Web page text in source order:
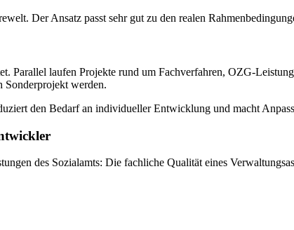
Der Ansatz passt sehr gut zu den realen
Parallel laufen Projekte rund um Fachverfahren, OZG-
Sonderprojekt werden.
den Bedarf an individueller Entwicklung und macht
des Sozialamts: Die fachliche Qualität eines